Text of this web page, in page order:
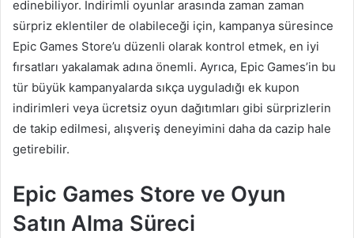
edinebiliyor. İndirimli oyunlar arasında zaman zaman
sürpriz eklentiler de olabileceği için, kampanya süresince
Epic Games Store’u düzenli olarak kontrol etmek, en iyi
fırsatları yakalamak adına önemli. Ayrıca, Epic Games’in bu
tür büyük kampanyalarda sıkça uyguladığı ek kupon
indirimleri veya ücretsiz oyun dağıtımları gibi sürprizlerin
de takip edilmesi, alışveriş deneyimini daha da cazip hale
getirebilir.
Epic Games Store ve Oyun
Satın Alma Süreci